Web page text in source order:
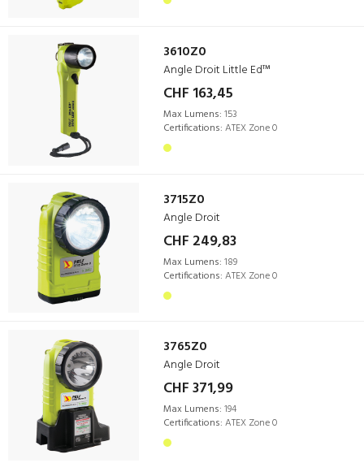
3610Z0
Angle Droit Little Ed™
CHF 163,45
Max Lumens: 153
Certifications: ATEX Zone 0
3715Z0
Angle Droit
CHF 249,83
Max Lumens: 189
Certifications: ATEX Zone 0
3765Z0
Angle Droit
CHF 371,99
Max Lumens: 194
Certifications: ATEX Zone 0